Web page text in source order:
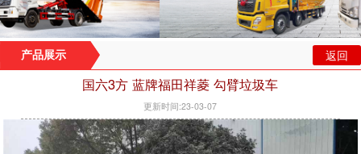
产品展示 返回
国六3方 蓝牌福田祥菱 勾臂垃圾车
更新时间:23-03-07